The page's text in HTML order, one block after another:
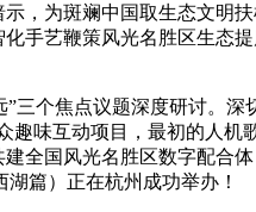
，为斑斓中国取生态文明
手艺鞭策风光名胜区生态
个焦点议题深度研讨。深
趣味互动项目，最初的人机
全国风光名胜区数字配合
篇）正在杭州成功举办！